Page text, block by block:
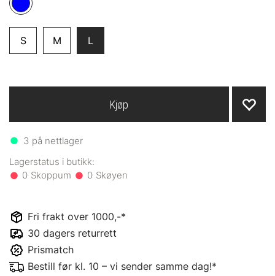
S M L
3 på nettlager
0 0
Kjøp
Fri frakt over 1000,-*
30 dagers returrett
Prismatch
Bestill før kl. 10 – vi sender samme dag!*